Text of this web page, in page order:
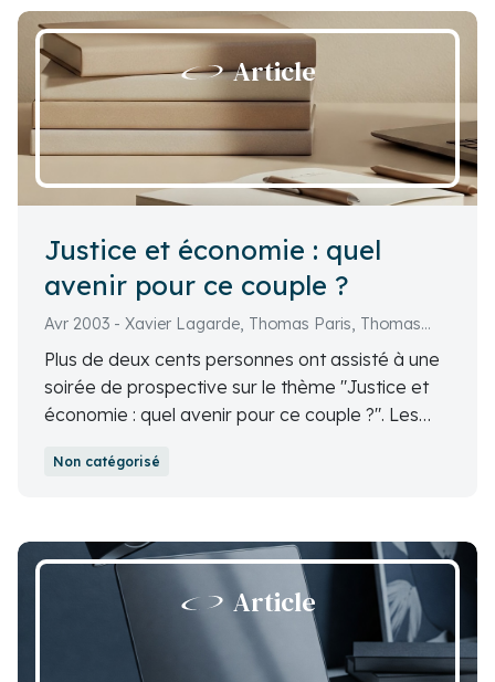
Article
Justice et économie : quel
avenir pour ce couple ?
Avr 2003 - Xavier Lagarde, Thomas Paris, Thomas
Cassuto, Jean-Guillaume d'Hérouville, Claude Bébéar,
Jean-Marie Burguburu
Plus de deux cents personnes ont assisté à une
soirée de prospective sur le thème "Justice et
économie : quel avenir pour ce couple ?". Les
(Xavier Lagarde, Jean-Guillaume d'Hérouville,
(Claude Bébéar, Jean-Marie Burguburu et Jean-
François Burgelin) ont partagé leurs points de
vue sur ce sujet crucial.
Non catégorisé
Article